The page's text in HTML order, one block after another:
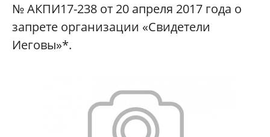
№ АКПИ17-238 от 20 апреля 2017 года о
запрете организации «Свидетели
Иеговы»*.